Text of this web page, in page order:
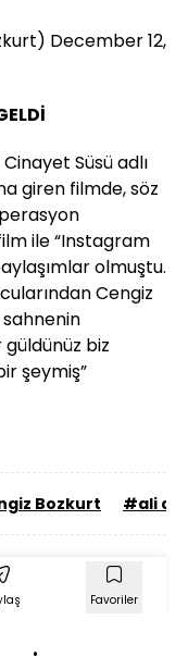
December 12,
Süsü adlı
giren filmde, söz
ile “Instagram
olmuştu.
Cengiz
biz
şeymiş”
Bozkurt #ali
Favoriler